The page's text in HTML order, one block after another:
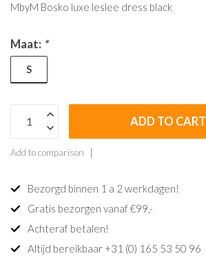
MbyM Bosko luxe leslee dress black
Maat: *
S
ADD TO CART
Add to comparison
Bezorgd binnen 1 a 2 werkdagen!
Gratis bezorgen vanaf €99,-
Achteraf betalen!
Altijd bereikbaar +31 (0) 165 53 50 96